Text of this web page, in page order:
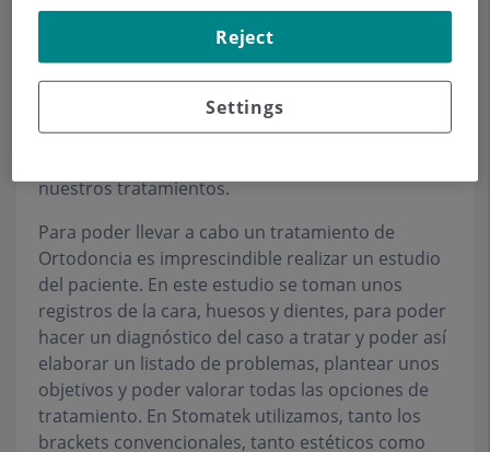
registros de los huesos maxilares y/o piezas
dentales dotándonos de una precisión nunca
antes vista.
Dicho esto, creemos que invertir tiempo y
recursos en un perfecto diagnóstico es
nuestros tratamientos.
Para poder llevar a cabo un tratamiento de
Ortodoncia es imprescindible realizar un estudio
del paciente. En este estudio se toman unos
registros de la cara, huesos y dientes, para poder
hacer un diagnóstico del caso a tratar y poder así
elaborar un listado de problemas, plantear unos
objetivos y poder valorar todas las opciones de
tratamiento. En Stomatek utilizamos, tanto los
brackets convencionales, tanto estéticos como
Settings
Reject